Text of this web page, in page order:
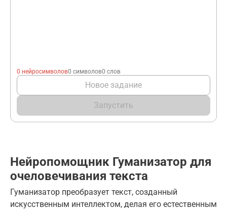
0 нейросимволов0 символов0 слов
Новое задание
Запустить
Нейропомощник Гуманизатор для
очеловечивания текста
Гуманизатор преобразует текст, созданный
искусственным интеллектом, делая его естественным